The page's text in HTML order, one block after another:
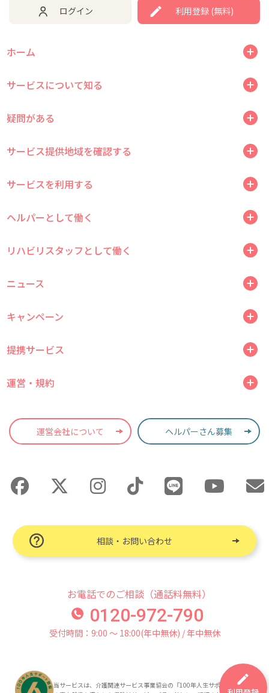
ログイン 利用登録 (無料)
ホーム
サービスについて知る
疑問がある
サービス提供地域を確認する
サービスを利用する
ヘルパーとして働く
リハビリスタッフとして働く
ニュース
キャンペーン
提携サービス
運営・規約
運営会社について ヘルパーさん募集
相談・お問い合わせ
お電話でのご相談（通話料無料）
0120-972-790
受付時間：9:00 〜 18:00(年中無休) / 年中無休
当サービスは、介護関連サービス事業協会の『100年人生サポート認証』